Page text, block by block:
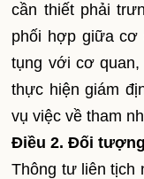
cần thiết phải
phối hợp giữa cơ
tụng với cơ
thực hiện giám
vụ việc về tham
Điều 2. Đối
Thông tư liên tịch